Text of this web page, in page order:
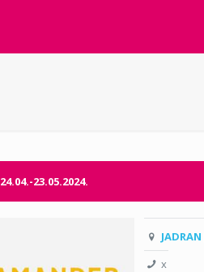
24.04.-23.05.2024.
x